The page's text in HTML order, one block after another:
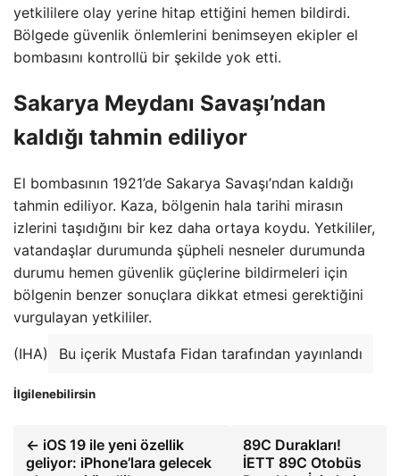
yetkililere olay yerine hitap ettiğini hemen bildirdi.
Bölgede güvenlik önlemlerini benimseyen ekipler el
bombasını kontrollü bir şekilde yok etti.
Sakarya Meydanı Savaşı’ndan
kaldığı tahmin ediliyor
El bombasının 1921’de Sakarya Savaşı’ndan kaldığı
tahmin ediliyor. Kaza, bölgenin hala tarihi mirasın
izlerini taşıdığını bir kez daha ortaya koydu. Yetkililer,
vatandaşlar durumunda şüpheli nesneler durumunda
durumu hemen güvenlik güçlerine bildirmeleri için
bölgenin benzer sonuçlara dikkat etmesi gerektiğini
vurgulayan yetkililer.
(IHA) Bu içerik Mustafa Fidan tarafından yayınlandı
İlgilenebilirsin
← iOS 19 ile yeni özellik
geliyor: iPhone’lara gelecek
89C Durakları!
İETT 89C Otobüs